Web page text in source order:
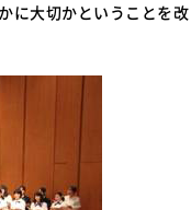
に大切かということを改